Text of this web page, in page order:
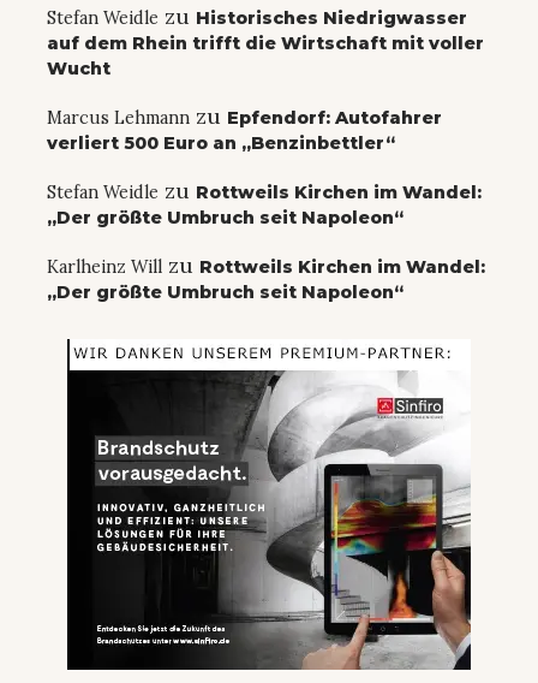
Stefan Weidle zu Historisches Niedrigwasser
auf dem Rhein trifft die Wirtschaft mit voller
Wucht
Marcus Lehmann zu Epfendorf: Autofahrer
verliert 500 Euro an „Benzinbettler“
Stefan Weidle zu Rottweils Kirchen im Wandel:
„Der größte Umbruch seit Napoleon“
Karlheinz Will zu Rottweils Kirchen im Wandel:
„Der größte Umbruch seit Napoleon“